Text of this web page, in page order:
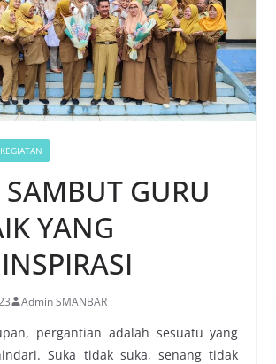
SAMBUT GURU
YANG
Admin SMANBAR
pergantian adalah sesuatu yang
Suka tidak suka, senang tidak